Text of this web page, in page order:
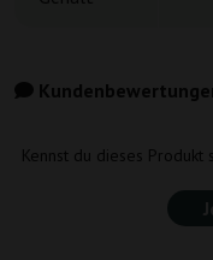
Kennst du dieses Produkt